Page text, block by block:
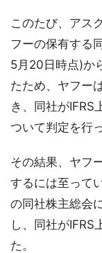
このたび、アス
フーの保有する
5月20日時点)か
たため、ヤフー
き、同社がIFRS
ついて判定を行
その結果、ヤフ
するには至って
の同社株主総会
し、同社がIFRS
た。